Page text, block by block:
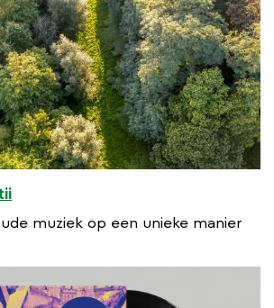
muziek op een unieke manier